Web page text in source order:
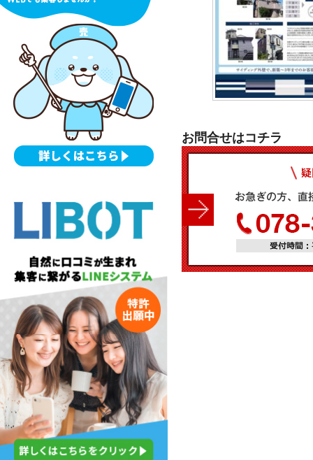
お問合せはコチラ